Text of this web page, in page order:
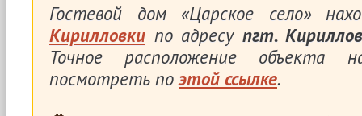
Гостевой дом «Царское село»
Кирилловки по адресу пгт.
Точное расположение объекта
посмотреть поэтой ссылке.